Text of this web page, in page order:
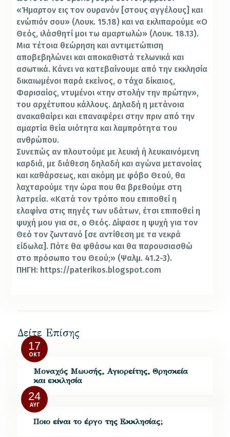
«Ήμαρτον εις τον ουρανόν [στους αγγέλους] και
ενώπιόν σου» (Λουκ. 15.18) και να εκλιπαρούμε «Ο
Θεός, ιλάσθητί μοι τω αμαρτωλώ» (Λουκ. 18.13).
Μια τέτοια θεώρηση και αντιμετώπιση
αποβεβηλώνει και αποκαθιστά τελωνικά και
ασωτικά. Κάνει να κατεβαίνουμε από την εκκλησία
δικαιωμένοι παρά εκείνος, ο τάχα δίκαιος,
Φαρισαίος, ντυμένοι «την στολήν την πρώτην»,
του αρχέτυπου κάλλους. Δηλαδή η μετάνοια
ανακαθαίρει και επαναφέρει στην πριν από την
αμαρτία θεία υιότητα και λαμπρότητα του
ανθρώπου.
Συνεπώς αν πλουτούμε με λευκή ή λευκαινόμενη
καρδιά, με διάθεση δηλαδή και αγώνα μετανοίας
και καθάρσεως, και ακόμη με φόβο Θεού, θα
λαχταρούμε την ώρα που θα βρεθούμε στη
λατρεία. «Κατά τον τρόπο που επιποθεί η
ελαφίνα στις πηγές των υδάτων, έτσι επιποθεί η
ψυχή μου για σε, ο Θεός. Δίψασε η ψυχή για τον
Θεό τον ζωντανό [σε αντίθεση με τα νεκρά
είδωλα]. Πότε θα φθάσω και θα παρουσιασθώ
στο πρόσωπο του Θεού;» (Ψαλμ. 41.2-3).
ΠΗΓΗ: https://paterikos.blogspot.com
Δείτε Επίσης
17
ΟΚΤ
Μοναχός Μωυσής, Αγιορείτης, Θρησκεία
και εκκλησία
24
ΑΥΓ
Ποιο είναι το έργο της Εκκλησίας;